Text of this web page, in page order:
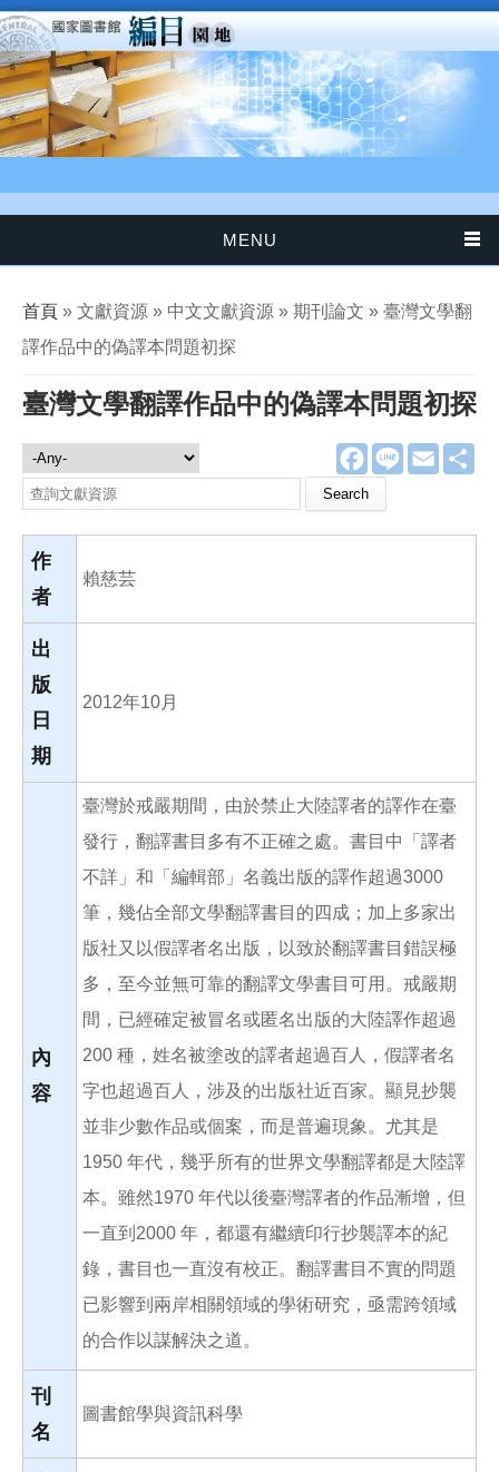
移至主內容
MENU
您在這裡
首頁 » 文獻資源 » 中文文獻資源 » 期刊論文 » 臺灣文學翻
譯作品中的偽譯本問題初探
臺灣文學翻譯作品中的偽譯本問題初探
F
a
e
o
L
E
m
文獻資源
Search this site
作
者
賴慈芸
出
版
日
期
2012年10月
內
容
臺灣於戒嚴期間，由於禁止大陸譯者的譯作在臺
發行，翻譯書目多有不正確之處。書目中「譯者
不詳」和「編輯部」名義出版的譯作超過3000
筆，幾佔全部文學翻譯書目的四成；加上多家出
版社又以假譯者名出版，以致於翻譯書目錯誤極
多，至今並無可靠的翻譯文學書目可用。戒嚴期
間，已經確定被冒名或匿名出版的大陸譯作超過
200 種，姓名被塗改的譯者超過百人，假譯者名
字也超過百人，涉及的出版社近百家。顯見抄襲
並非少數作品或個案，而是普遍現象。尤其是
1950 年代，幾乎所有的世界文學翻譯都是大陸譯
本。雖然1970 年代以後臺灣譯者的作品漸增，但
一直到2000 年，都還有繼續印行抄襲譯本的紀
錄，書目也一直沒有校正。翻譯書目不實的問題
已影響到兩岸相關領域的學術研究，亟需跨領域
的合作以謀解決之道。
刊
名
圖書館學與資訊科學